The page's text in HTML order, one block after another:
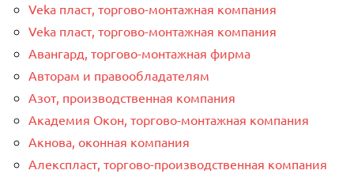
Veka пласт, торгово-монтажная компания
Veka пласт, торгово-монтажная компания
Авангард, торгово-монтажная фирма
Авторам и правообладателям
Азот, производственная компания
Академия Окон, торгово-монтажная компания
Акнова, оконная компания
Алекспласт, торгово-производственная компания